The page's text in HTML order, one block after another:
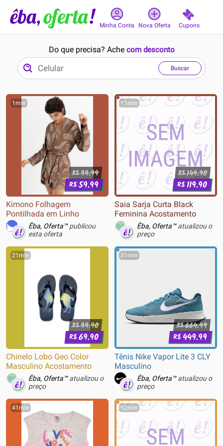
Minha Conta Nova Oferta Cupons
Do que precisa? Ache com desconto
Buscar
1min
R$99.99
R$59.99
Kimono Folhagem
Pontilhada em Linho
Êba, Oferta™publicou
esta oferta
11min
R$149.90
R$119.90
Saia Sarja Curta Black
Feminina Acostamento
Êba, Oferta™atualizou o
preço
21min
R$99.90
R$69.90
Chinelo Lobo Geo Color
Masculino Acostamento
Êba, Oferta™atualizou o
preço
31min
R$664.99
R$449.99
Tênis Nike Vapor Lite 3 CLY
Masculino
Êba, Oferta™atualizou o
preço
41min 52min